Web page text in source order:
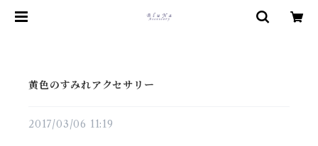
黄色のすみれアクセサリー
2017/03/06 11:19